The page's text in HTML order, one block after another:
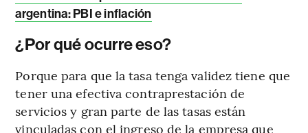
argentina: PBI e inflación
¿Por qué ocurre eso?
Porque para que la tasa tenga validez tiene que
tener una efectiva contraprestación de
servicios y gran parte de las tasas están
vinculadas con el ingreso de la empresa que